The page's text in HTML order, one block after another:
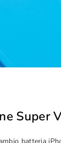
Super